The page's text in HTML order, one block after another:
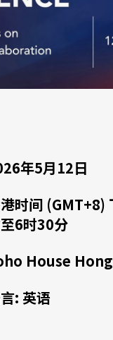
年5月12日
时间 (GMT+8)
6时30分
House
: 英语